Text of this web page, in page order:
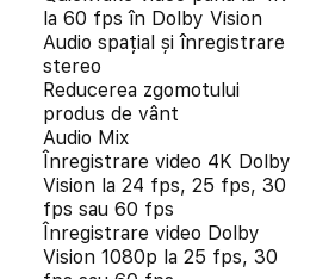
la 60 fps în Dolby Vision
Audio spațial și înregistrare
stereo
Reducerea zgomotului
produs de vânt
Audio Mix
Înregistrare video 4K Dolby
Vision la 24 fps, 25 fps, 30
fps sau 60 fps
Înregistrare video Dolby
Vision 1080p la 25 fps, 30